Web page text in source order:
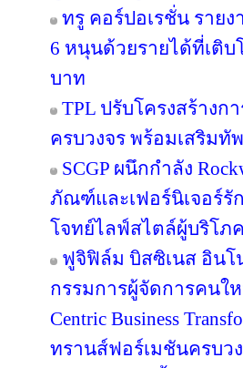
ทรู คอร์ปอเรชั่น ราย
6 หนุนด้วยรายได้ที่เติบ
บาท
TPL ปรับโครงสร้าง
ครบวงจร พร้อมเสริมทั
SCGP ผนึกกำลัง
ภัณฑ์และเฟอร์นิเจอร์รั
โจทย์ไลฟ์สไตล์ผู้บริโภค
ฟูจิฟิล์ม บิสซิเนส อินโ
กรรมการผู้จัดการคนใ
Centric Business
ทรานส์ฟอร์เมชันครบว